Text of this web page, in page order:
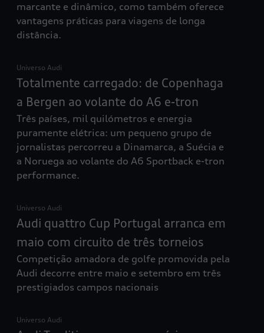
marcante e dinâmico, como também oferece
vantagens práticas para viagens de longa
distância.
Universo Audi
Totalmente carregado: de Copenhaga
a Bergen ao volante do A6 e-tron
Três países, mil quilómetros e energia
puramente elétrica: um pequeno grupo de
jornalistas percorreu a Dinamarca, a Suécia e
a Noruega ao volante do A6 Sportback e-tron
performance.
Universo Audi
Audi quattro Cup Portugal arranca em
maio com circuito de três torneios
Competição amadora de golfe promovida pela
Audi decorre entre maio e setembro em três
prestigiados campos nacionais
Universo Audi